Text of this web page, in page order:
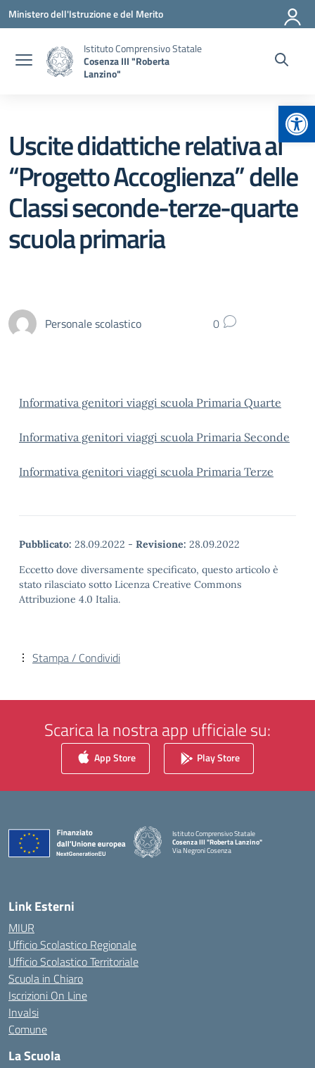
Vai ai contenuti
Vai al menu di navigazione
Vai al footer
Ministero dell'Istruzione e del Merito
Istituto Comprensivo Statale
Cosenza III "Roberta
Lanzino"
Uscite didattiche relativa al
“Progetto Accoglienza” delle
Classi seconde-terze-quarte
scuola primaria
Personale scolastico 0
Informativa genitori viaggi scuola Primaria Quarte
Informativa genitori viaggi scuola Primaria Seconde
Informativa genitori viaggi scuola Primaria Terze
Pubblicato: 28.09.2022 - Revisione: 28.09.2022
Eccetto dove diversamente specificato, questo articolo è
stato rilasciato sotto Licenza Creative Commons
Attribuzione 4.0 Italia.
Stampa / Condividi
Scarica la nostra app ufficiale su:
App Store Play Store
Istituto Comprensivo Statale
Cosenza III "Roberta Lanzino"
Via Negroni Cosenza
— Visita la pagina iniziale della scuola
Link Esterni
MIUR
Ufficio Scolastico Regionale
Ufficio Scolastico Territoriale
Scuola in Chiaro
Iscrizioni On Line
Invalsi
Comune
La Scuola